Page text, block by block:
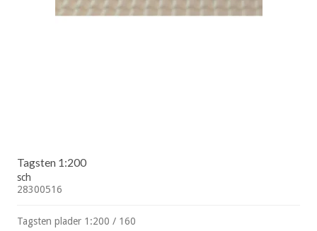
Tagsten 1:200
sch
28300516
Tagsten plader 1:200 / 160